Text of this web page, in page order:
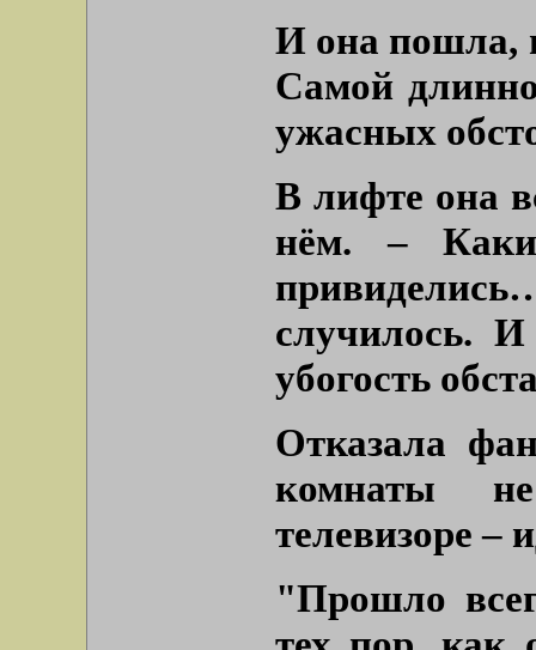
И она пошла,
Самой
ужасных
В лифте она
нём. –
случилось.
убогость
Отказала
комнаты
телевизоре –
"Прошло